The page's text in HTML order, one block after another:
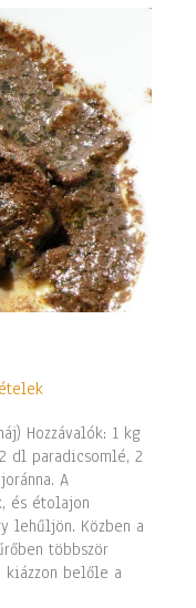
Hozzávalók: 1 kg
dl paradicsomlé, 2
A
és étolajon
lehűljön. Közben a
többször
belőle a